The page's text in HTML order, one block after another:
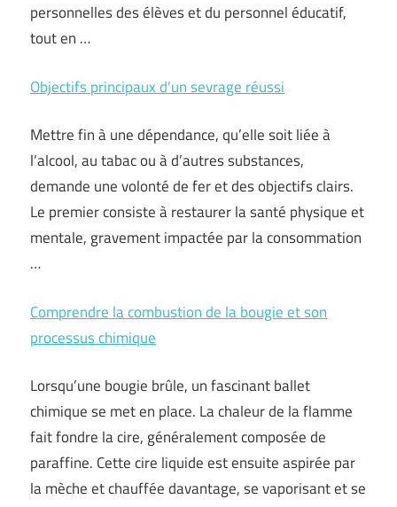
personnelles des élèves et du personnel éducatif,
tout en …
Objectifs principaux d’un sevrage réussi
Mettre fin à une dépendance, qu’elle soit liée à
l’alcool, au tabac ou à d’autres substances,
demande une volonté de fer et des objectifs clairs.
Le premier consiste à restaurer la santé physique et
mentale, gravement impactée par la consommation
…
Comprendre la combustion de la bougie et son
processus chimique
Lorsqu’une bougie brûle, un fascinant ballet
chimique se met en place. La chaleur de la flamme
fait fondre la cire, généralement composée de
paraffine. Cette cire liquide est ensuite aspirée par
la mèche et chauffée davantage, se vaporisant et se